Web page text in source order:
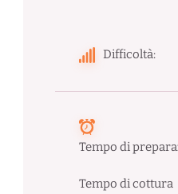
Difficoltà:
Tempo di
Tempo di cottura